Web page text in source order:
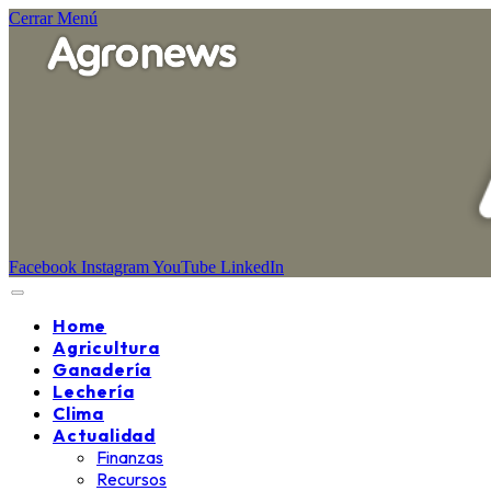
Cerrar Menú
Facebook InstagramYouTube LinkedIn
Home
Agricultura
Ganadería
Lechería
Clima
Actualidad
Finanzas
Recursos